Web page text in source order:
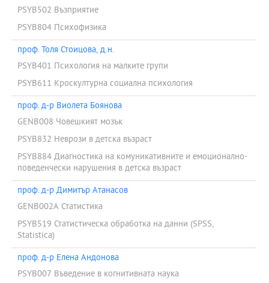
PSYB502 Възприятие
PSYB804 Психофизика
проф. Толя Стоицова, д.н.
PSYB401 Психология на малките групи
PSYB611 Кроскултурна социална психология
проф. д-р Виолета Боянова
GENB008 Човешкият мозък
PSYB832 Неврози в детска възраст
PSYB884 Диагностика на комуникативните и емоционално-
поведенчески нарушения в детска възраст
проф. д-р Димитър Атанасов
GENB002A Статистика
PSYB519 Статистическа обработка на данни (SPSS,
Statistica)
проф. д-р Елена Андонова
PSYB007 Въведение в когнитивната наука